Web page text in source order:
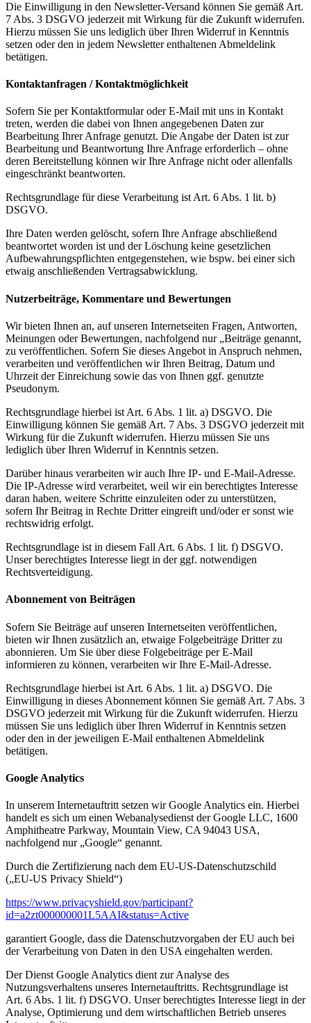
Die Einwilligung in den Newsletter-Versand können Sie gemäß Art.
7 Abs. 3 DSGVO jederzeit mit Wirkung für die Zukunft widerrufen.
Hierzu müssen Sie uns lediglich über Ihren Widerruf in Kenntnis
setzen oder den in jedem Newsletter enthaltenen Abmeldelink
betätigen.
Kontaktanfragen / Kontaktmöglichkeit
Sofern Sie per Kontaktformular oder E-Mail mit uns in Kontakt
treten, werden die dabei von Ihnen angegebenen Daten zur
Bearbeitung Ihrer Anfrage genutzt. Die Angabe der Daten ist zur
Bearbeitung und Beantwortung Ihre Anfrage erforderlich – ohne
deren Bereitstellung können wir Ihre Anfrage nicht oder allenfalls
eingeschränkt beantworten.
Rechtsgrundlage für diese Verarbeitung ist Art. 6 Abs. 1 lit. b)
DSGVO.
Ihre Daten werden gelöscht, sofern Ihre Anfrage abschließend
beantwortet worden ist und der Löschung keine gesetzlichen
Aufbewahrungspflichten entgegenstehen, wie bspw. bei einer sich
etwaig anschließenden Vertragsabwicklung.
Nutzerbeiträge, Kommentare und Bewertungen
Wir bieten Ihnen an, auf unseren Internetseiten Fragen, Antworten,
Meinungen oder Bewertungen, nachfolgend nur „Beiträge genannt,
zu veröffentlichen. Sofern Sie dieses Angebot in Anspruch nehmen,
verarbeiten und veröffentlichen wir Ihren Beitrag, Datum und
Uhrzeit der Einreichung sowie das von Ihnen ggf. genutzte
Pseudonym.
Rechtsgrundlage hierbei ist Art. 6 Abs. 1 lit. a) DSGVO. Die
Einwilligung können Sie gemäß Art. 7 Abs. 3 DSGVO jederzeit mit
Wirkung für die Zukunft widerrufen. Hierzu müssen Sie uns
lediglich über Ihren Widerruf in Kenntnis setzen.
Darüber hinaus verarbeiten wir auch Ihre IP- und E-Mail-Adresse.
Die IP-Adresse wird verarbeitet, weil wir ein berechtigtes Interesse
daran haben, weitere Schritte einzuleiten oder zu unterstützen,
sofern Ihr Beitrag in Rechte Dritter eingreift und/oder er sonst wie
rechtswidrig erfolgt.
Rechtsgrundlage ist in diesem Fall Art. 6 Abs. 1 lit. f) DSGVO.
Unser berechtigtes Interesse liegt in der ggf. notwendigen
Rechtsverteidigung.
Abonnement von Beiträgen
Sofern Sie Beiträge auf unseren Internetseiten veröffentlichen,
bieten wir Ihnen zusätzlich an, etwaige Folgebeiträge Dritter zu
abonnieren. Um Sie über diese Folgebeiträge per E-Mail
informieren zu können, verarbeiten wir Ihre E-Mail-Adresse.
Rechtsgrundlage hierbei ist Art. 6 Abs. 1 lit. a) DSGVO. Die
Einwilligung in dieses Abonnement können Sie gemäß Art. 7 Abs. 3
DSGVO jederzeit mit Wirkung für die Zukunft widerrufen. Hierzu
müssen Sie uns lediglich über Ihren Widerruf in Kenntnis setzen
oder den in der jeweiligen E-Mail enthaltenen Abmeldelink
betätigen.
Google Analytics
In unserem Internetauftritt setzen wir Google Analytics ein. Hierbei
handelt es sich um einen Webanalysedienst der Google LLC, 1600
Amphitheatre Parkway, Mountain View, CA 94043 USA,
nachfolgend nur „Google“ genannt.
Durch die Zertifizierung nach dem EU-US-Datenschutzschild
(„EU-US Privacy Shield“)
https://www.privacyshield.gov/participant?
id=a2zt000000001L5AAI&status=Active
garantiert Google, dass die Datenschutzvorgaben der EU auch bei
der Verarbeitung von Daten in den USA eingehalten werden.
Der Dienst Google Analytics dient zur Analyse des
Nutzungsverhaltens unseres Internetauftritts. Rechtsgrundlage ist
Art. 6 Abs. 1 lit. f) DSGVO. Unser berechtigtes Interesse liegt in der
Analyse, Optimierung und dem wirtschaftlichen Betrieb unseres